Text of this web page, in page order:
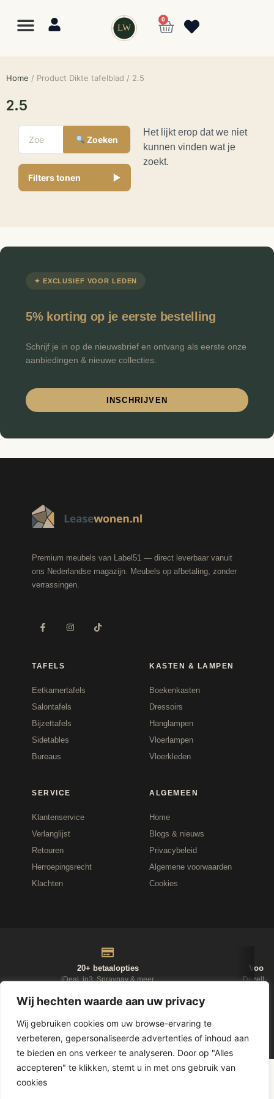
Wij hechten waarde aan uw privacy
Wij gebruiken cookies om uw browse-ervaring te
verbeteren, gepersonaliseerde advertenties of inhoud aan
te bieden en ons verkeer te analyseren. Door op "Alles
accepteren" te klikken, stemt u in met ons gebruik van
cookies
LW
0
Home / Product Dikte tafelblad / 2.5
2.5
Zoeken
Filters tonen ▼
Het lijkt erop dat we niet
kunnen vinden wat je
zoekt.
✦ EXCLUSIEF VOOR LEDEN
5% korting op je eerste bestelling
Schrijf je in op de nieuwsbrief en ontvang als eerste onze
aanbiedingen & nieuwe collecties.
INSCHRIJVEN
Premium meubels van Label51 — direct leverbaar vanuit
ons Nederlandse magazijn. Meubels op afbetaling, zonder
verrassingen.
TAFELS
Eetkamertafels
Salontafels
Bijzettafels
Sidetables
Bureaus
KASTEN & LAMPEN
Boekenkasten
Dressoirs
Hanglampen
Vloerlampen
Vloerkleden
SERVICE
Klantenservice
Verlanglijst
Retouren
Herroepingsrecht
Klachten
ALGEMEEN
Home
Blogs & nieuws
Privacybeleid
Algemene voorwaarden
Cookies
20+ betaalopties
iDeal, in3, Spraypay & meer
Voor
NIEUWSBRIEF
D-Fokker